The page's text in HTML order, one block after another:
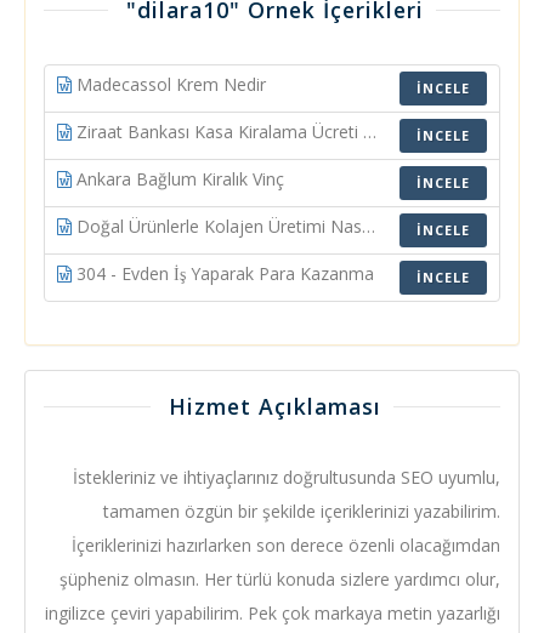
"dilara10" Örnek İçerikleri
Madecassol Krem Nedir İNCELE
Ziraat Bankası Kasa Kiralama Ücreti Ne Kadar İNCELE
Ankara Bağlum Kiralık Vinç İNCELE
Doğal Ürünlerle Kolajen Üretimi Nasıl Artırılır İNCELE
304 - Evden İş Yaparak Para Kazanma İNCELE
Hizmet Açıklaması
İstekleriniz ve ihtiyaçlarınız doğrultusunda SEO uyumlu,
tamamen özgün bir şekilde içeriklerinizi yazabilirim.
İçeriklerinizi hazırlarken son derece özenli olacağımdan
şüpheniz olmasın. Her türlü konuda sizlere yardımcı olur,
ingilizce çeviri yapabilirim. Pek çok markaya metin yazarlığı